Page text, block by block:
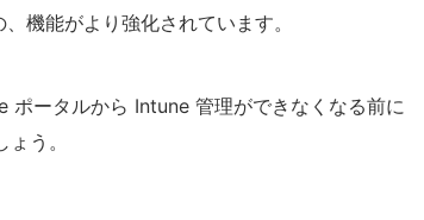
機能がより強化されています。
ータルから Intune 管理ができなくなる前に
う。